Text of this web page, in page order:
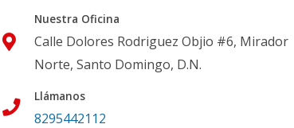
Nuestra Oficina
Calle Dolores Rodriguez Objio #6, Mirador
Norte, Santo Domingo, D.N.
Llámanos
8295442112